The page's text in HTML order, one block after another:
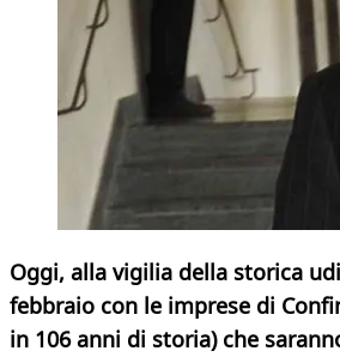
Oggi, alla vigilia della storica
febbraio con le imprese di
in 106 anni di storia) che